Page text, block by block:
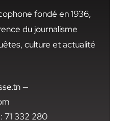
fondé en 1936,
du journalisme
culture et actualité
—
71 332 280